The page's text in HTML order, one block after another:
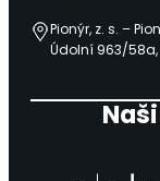
Pionýr, z. s. –
Údolní 963/58a,